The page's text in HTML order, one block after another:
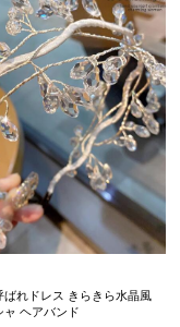
ばれドレス きらきら水晶風
ャ ヘアバンド